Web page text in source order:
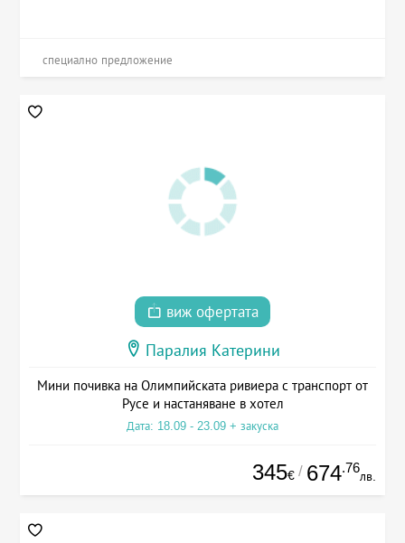
специално предложение
виж офертата
Паралия Катерини
Мини почивка на Олимпийската ривиера с транспорт от
Русе и настаняване в хотел
Дата: 18.09 - 23.09 + закуска
345€ / 674.76
лв.